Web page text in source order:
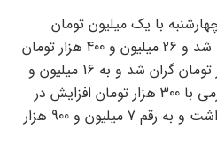
با یک میلیون تومان
افزایش وارد کانال 26 میلیونی شد و 26 میلیون و 400 هزار تومان
معامله شد. ربع سکه 500 هزار تومان گران شد و به 16 میلیون و
300 هزار تومان رسید. سکه گرمی با 300 هزار تومان افزایش در
قطعات سکه کمترین رشد را داشت و به رقم 7 میلیون و 900 هزار